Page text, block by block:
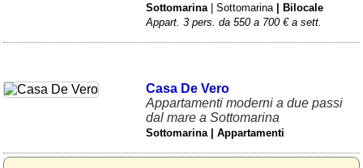
Sottomarina | Sottomarina| Bilocale
Appart. 3 pers. da 550 a 700 € a sett.
Casa De Vero
Appartamenti moderni a due passi
dal mare a Sottomarina
Sottomarina | Appartamenti